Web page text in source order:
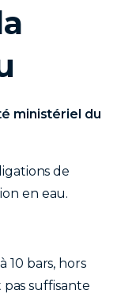
ministériel du
de
en eau.
10 bars, hors
pas suffisante